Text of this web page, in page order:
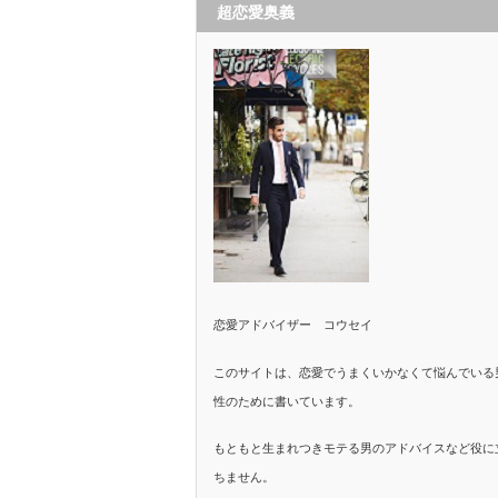
超恋愛奥義
恋愛アドバイザー コウセイ
このサイトは、恋愛でうまくいかなくて悩んでいる
性のために書いています。
もともと生まれつきモテる男のアドバイスなど役に
ちません。